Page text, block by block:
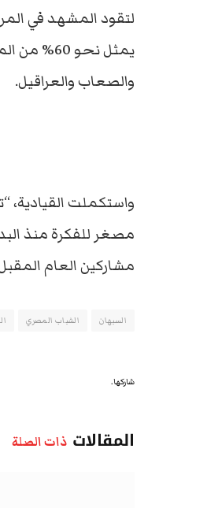
لتقود المشهد في
يمثل
والصعاب والعراقيل.
واستكملت القيادية،
مصغر للفكرة منذ
مشاركين العام
‏السبهان الشباب المصري
شاركها.
المقالات ذات الصلة